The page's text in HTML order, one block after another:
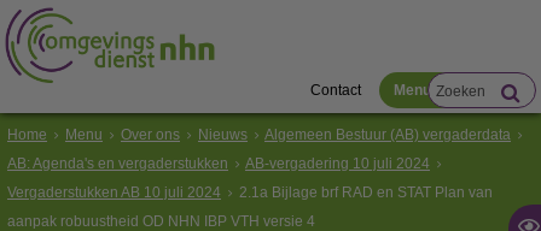
Contact Menu
Home Menu Over ons Nieuws
Algemeen Bestuur (AB) vergaderdata
AB: Agenda's en vergaderstukken
AB-vergadering 10 juli 2024
Vergaderstukken AB 10 juli 2024
2.1a Bijlage brf RAD en STAT Plan van
aanpak robuustheid OD NHN IBP VTH versie 4